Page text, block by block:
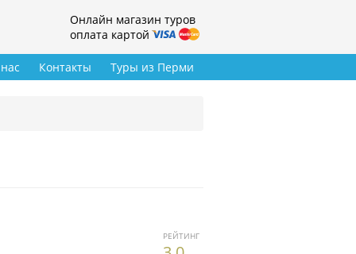
Онлайн магазин туров
оплата картой
Туры из Перми
Контакты
РЕЙТИНГ